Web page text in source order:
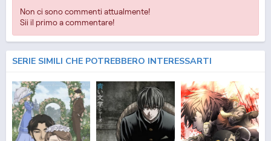
Non ci sono commenti attualmente!
Sii il primo a commentare!
SERIE SIMILI CHE POTREBBERO INTERESSARTI